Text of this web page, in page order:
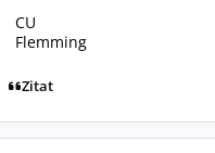
CU
Flemming
Zitat